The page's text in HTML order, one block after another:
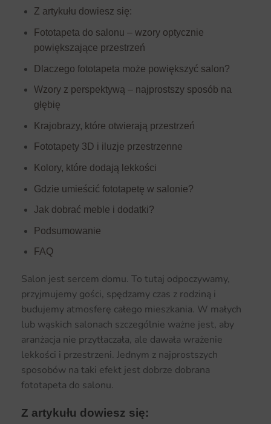
Z artykułu dowiesz się:
Fototapeta do salonu – wzory optycznie
powiększające przestrzeń
Dlaczego fototapeta może powiększyć salon?
Wzory z perspektywą – najprostszy sposób na
głębię
Krajobrazy, które otwierają przestrzeń
Fototapety 3D i iluzje przestrzenne
Kolory, które dodają lekkości
Gdzie umieścić fototapetę w salonie?
Jak dobrać meble i dodatki?
Podsumowanie
FAQ
Salon jest sercem domu. To tutaj odpoczywamy,
przyjmujemy gości, spędzamy czas z rodziną i
budujemy atmosferę całego mieszkania. W małych
lub wąskich salonach szczególnie ważne jest, aby
aranżacja nie przytłaczała, ale dawała wrażenie
lekkości i przestrzeni. Jednym z najprostszych
sposobów na taki efekt jest dobrze dobrana
fototapeta do salonu.
Z artykułu dowiesz się: